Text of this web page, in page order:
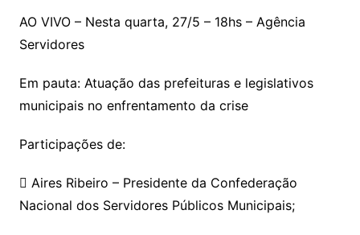
AO VIVO – Nesta quarta, 27/5 – 18hs – Agência
Servidores
Em pauta: Atuação das prefeituras e legislativos
municipais no enfrentamento da crise
Participações de:
 Aires Ribeiro – Presidente da Confederação
Nacional dos Servidores Públicos Municipais;